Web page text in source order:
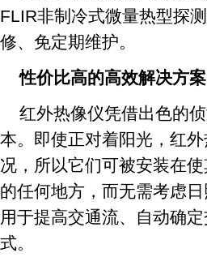
FLIR非制冷式微量热型探
修、免定期维护。
性价比高的高效解决方案
红外热像仪凭借出色的
本。即使正对着阳光，红
况，所以它们可被安装在
的任何地方，而无需考虑
用于提高交通流、自动确
式。